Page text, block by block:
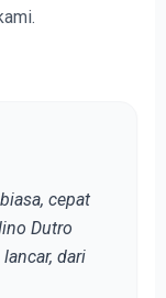
cepat
Dutro
dari